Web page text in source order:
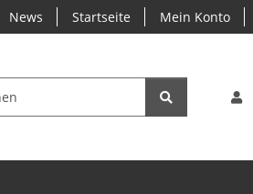
News Startseite Mein Konto